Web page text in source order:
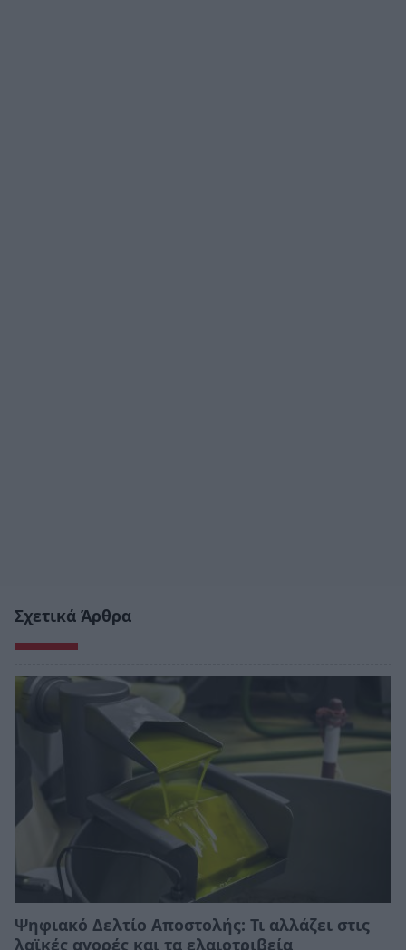
Σχετικά Άρθρα
Ψηφιακό Δελτίο Αποστολής: Τι αλλάζει στις
λαϊκές αγορές και τα ελαιοτριβεία